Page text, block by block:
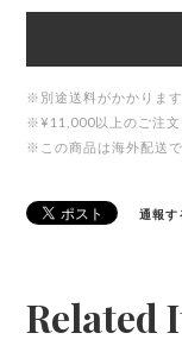
※別途送料がかかります
※¥11,000以上のご注文
※この商品は海外配送で
通報す
Related